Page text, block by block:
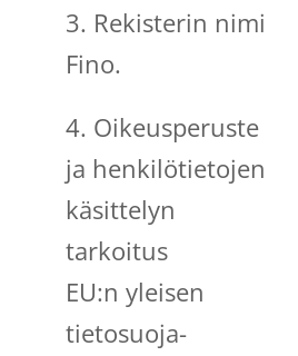
3. Rekisterin nimi
Fino.
4. Oikeusperuste
ja henkilötietojen
käsittelyn
tarkoitus
EU:n yleisen
tietosuoja-